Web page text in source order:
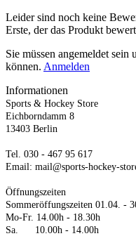
Leider sind noch keine
Erste, der das Produkt
Sie müssen angemeldet
können. Anmelden
Informationen
Sports & Hockey Store
Eichborndamm 8
13403 Berlin
Tel. 030 - 467 95 617
Email: mail@sports-hockey-
Öffnungszeiten
Sommeröffungszeiten 01.04. -
Mo-Fr. 14.00h - 18.30h
Sa. 10.00h - 14.00h